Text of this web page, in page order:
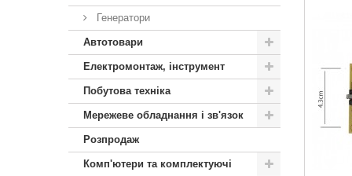
Генератори
Автотовари
Електромонтаж, інструмент
Побутова техніка
Мережеве обладнання і зв'язок
Розпродаж
Комп'ютери та комплектуючі